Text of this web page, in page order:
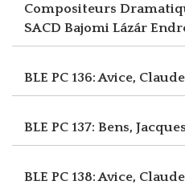
Compositeurs
SACD Bajomi Lázár
BLE PC 136: Avice, Claude
BLE PC 137: Bens, Jacques
BLE PC 138: Avice, Claude